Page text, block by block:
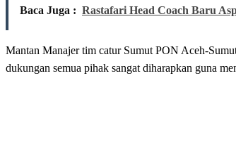
Baca Juga : Rastafari Head Coach Baru
Mantan Manajer tim catur Sumut PON Aceh-
dukungan semua pihak sangat diharapkan guna